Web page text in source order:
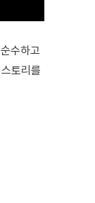
수하고
토리를